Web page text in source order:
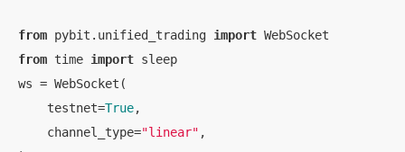
from pybit.unified_trading import
from time import sleep
ws = WebSocket(
    testnet=
True,
    channel_type=
"linear" ,